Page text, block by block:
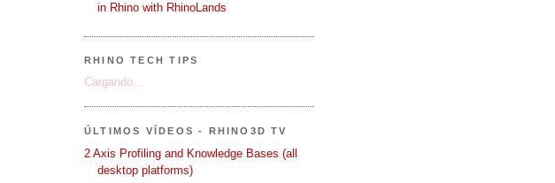
in Rhino with RhinoLands
RHINO TECH TIPS
Cargando...
ÚLTIMOS VÍDEOS - RHINO3D TV
2 Axis Profiling and Knowledge Bases (all
desktop platforms)